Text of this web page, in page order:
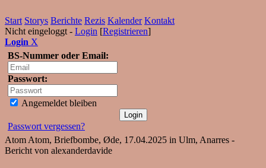
Start Storys Berichte Rezis Kalender Kontakt
Nicht eingeloggt - Login [Registrieren]
Login X
BS-Nummer oder Email:
Passwort:
Angemeldet bleiben
Passwort vergessen?
Atom Atom, Briefbombe, Øde, 17.04.2025 in Ulm, Anarres -
Bericht von alexanderdavide